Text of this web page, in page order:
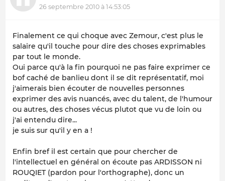
26 septembre 2010 à 14:53:05
Finalement ce qui choque avec Zemour, c'est plus le
salaire qu'il touche pour dire des choses exprimables
par tout le monde.
Oui parce qu'à la fin pourquoi ne pas faire exprimer ce
bof caché de banlieu dont il se dit représentatif, moi
j'aimerais bien écouter de nouvelles personnes
exprimer des avis nuancés, avec du talent, de l'humour
ou autres, des choses vécus plutot que vu de loin ou
j'ai entendu dire...
je suis sur qu'il y en a !
Enfin bref il est certain que pour chercher de
l'intellectuel en général on écoute pas ARDISSON ni
ROUQIET (pardon pour l'orthographe), donc un